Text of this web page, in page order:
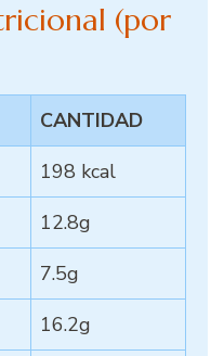
(por
CANTIDAD
198 kcal
12.8g
7.5g
16.2g